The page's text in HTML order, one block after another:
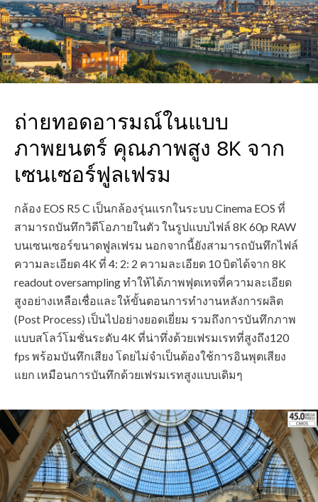
ถ่ายทอดอารมณ์ในแบบ
ภาพยนตร์ คุณภาพสูง 8K จาก
เซนเซอร์ฟูลเฟรม
กล้อง EOS R5 C เป็นกล้องรุ่นแรกในระบบ Cinema EOS ที่
สามารถบันทึกวิดีโอภายในตัว ในรูปแบบไฟล์ 8K 60p RAW
บนเซนเซอร์ขนาดฟูลเฟรม นอกจากนี้ยังสามารถบันทึกไฟล์
ความละเอียด 4K ที่ 4: 2: 2 ความละเอียด 10 บิตได้จาก 8K
readout oversampling ทำให้ได้ภาพฟุตเทจที่ความละเอียด
สูงอย่างเหลือเชื่อและให้ขั้นตอนการทำงานหลังการผลิต
(Post Process) เป็นไปอย่างยอดเยี่ยม รวมถึงการบันทึกภาพ
แบบสโลว์โมชั่นระดับ 4K ที่น่าทึ่งด้วยเฟรมเรทที่สูงถึง120
fps พร้อมบันทึกเสียง โดยไม่จำเป็นต้องใช้การอินพุตเสียง
แยก เหมือนการบันทึกด้วยเฟรมเรทสูงแบบเดิมๆ